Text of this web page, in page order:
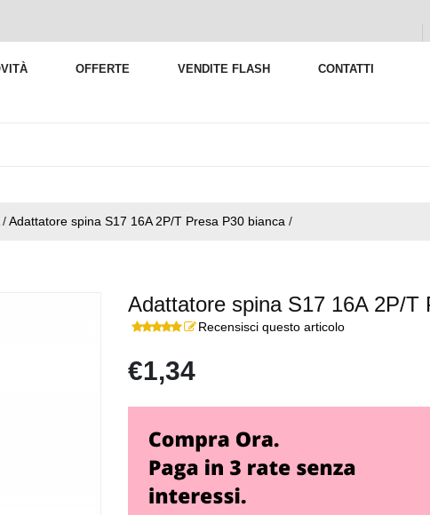
OFFERTE VENDITE FLASH CONTATTI
/Adattatore spina S17 16A 2P/T Presa P30 bianca /
Adattatore spina S17 16A 2P/T
Recensisci questo articolo
€1,34